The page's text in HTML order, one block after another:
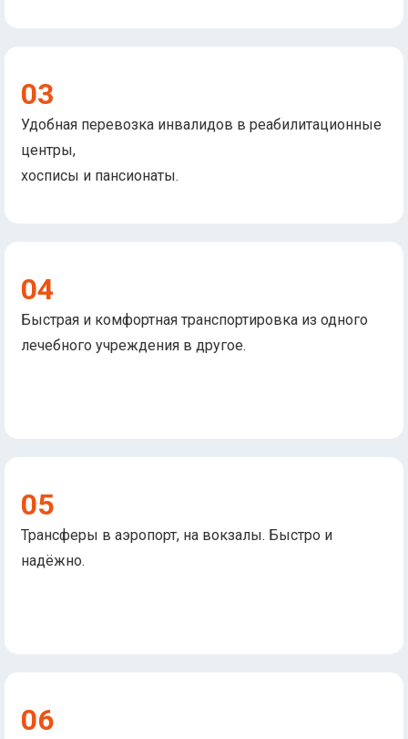
03
Удобная перевозка инвалидов в реабилитационные
центры,
хосписы и пансионаты.
04
Быстрая и комфортная транспортировка из одного
лечебного учреждения в другое.
05
Трансферы в аэропорт, на вокзалы. Быстро и
надёжно.
06